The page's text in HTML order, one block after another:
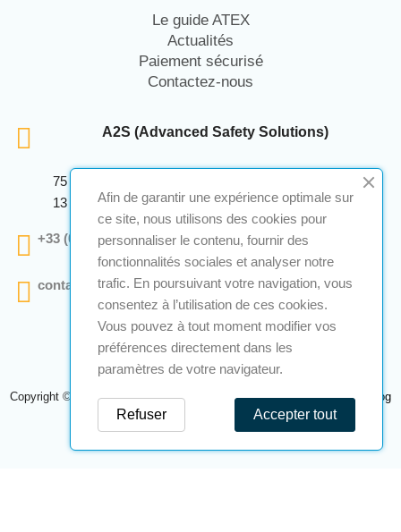
Le guide ATEX
Actualités
Paiement sécurisé
Contactez-nous
A2S (Advanced Safety Solutions)
75 Avenue Marcellin Berthelot Anthelios Bâtiment E
13 290 Aix En Provence
+33 (0)4 12 28 00 69
contact@a2s-atex.com
Copyright © 2026 A2S Atex. Tous droits réservés. Une réalisationNavilog
Afin de garantir une expérience optimale sur
ce site, nous utilisons des cookies pour
personnaliser le contenu, fournir des
fonctionnalités sociales et analyser notre
trafic. En poursuivant votre navigation, vous
consentez à l’utilisation de ces cookies.
Vous pouvez à tout moment modifier vos
préférences directement dans les
paramètres de votre navigateur.
Accepter tout
Refuser